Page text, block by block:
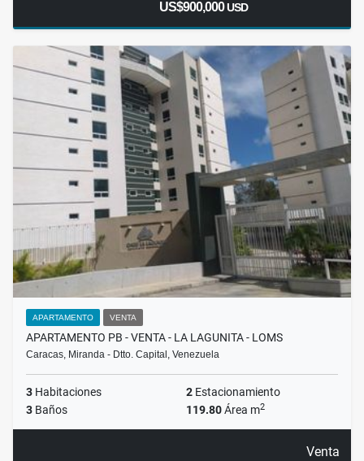
US$900,000USD
APARTAMENTO VENTA
APARTAMENTO PB - VENTA - LA LAGUNITA - LOMS
Caracas, Miranda - Dtto. Capital, Venezuela
3 Habitaciones 2 Estacionamiento
3 Baños 119.80Área m2
Venta